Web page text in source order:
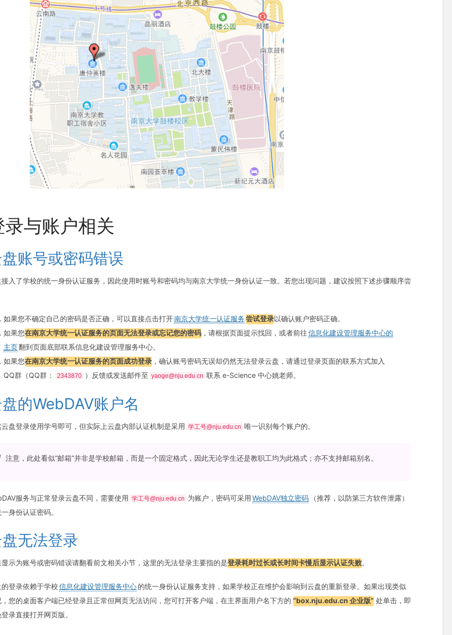
录与账户相关
账号或密码错误
接入了学校的统一身份认证服务，因此使用时账号和密码均与南京大学统一身份认证一致。若您出现问题，建议按照下述步骤顺序尝
如果您不确定自己的密码是否正确，可以直接点击打开南京大学统一认证服务尝试登录以确认账户密码正确。
如果您在南京大学统一认证服务的页面无法登录或忘记您的密码 ，请根据页面提示找回，或者前往信息化建设管理服务中心的
主页翻到页面底部联系信息化建设管理服务中心。
如果您在南京大学统一认证服务的页面成功登录 ，确认账号密码无误却仍然无法登录云盘，请通过登录页面的联系方式加入
QQ群（QQ群：
2343870 ）反馈或发送邮件至 yaoge@nju.edu.cn 联系 e-Science 中心姚老师。
的WebDAV账户名
云盘登录使用学号即可，但实际上云盘内部认证机制是采用 学工号@nju.edu.cn 唯一识别每个账户的。
注意，此处看似“邮箱”并非是学校邮箱，而是一个固定格式，因此无论学生还是教职工均为此格式；亦不支持邮箱别名。
服务与正常登录云盘不同，需要使用 学工号@nju.edu.cn 为账户，密码可采用WebDAV独立密码
（推荐，以防第三方软件泄露）
身份认证密码。
无法登录
显示为账号或密码错误请翻看前文相关小节，这里的无法登录主要指的是登录耗时过长或长时间卡慢后显示认证失败。
登录依赖于学校信息化建设管理服务中心的统一身份认证服务支持，如果学校正在维护会影响到云盘的重新登录。如果出现类似
，您的桌面客户端已经登录且正常但网页无法访问，您可打开客户端，在主界面用户名下方的“box.nju.edu.cn 企业版” 处单击，即
录直接打开网页版。